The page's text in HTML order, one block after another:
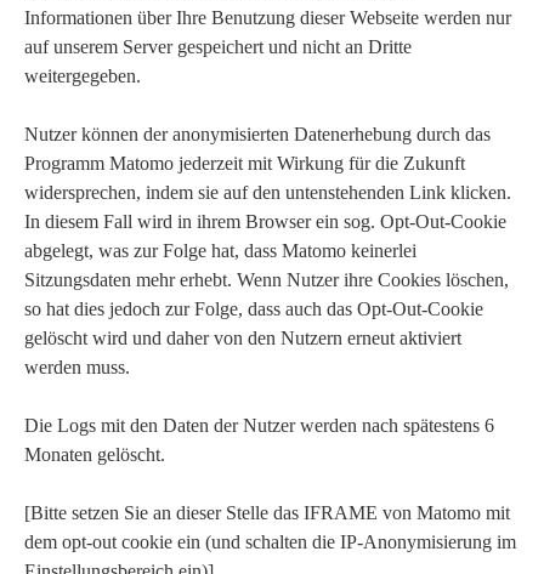
Informationen über Ihre Benutzung dieser Webseite werden nur
auf unserem Server gespeichert und nicht an Dritte
weitergegeben.
Nutzer können der anonymisierten Datenerhebung durch das
Programm Matomo jederzeit mit Wirkung für die Zukunft
widersprechen, indem sie auf den untenstehenden Link klicken.
In diesem Fall wird in ihrem Browser ein sog. Opt-Out-Cookie
abgelegt, was zur Folge hat, dass Matomo keinerlei
Sitzungsdaten mehr erhebt. Wenn Nutzer ihre Cookies löschen,
so hat dies jedoch zur Folge, dass auch das Opt-Out-Cookie
gelöscht wird und daher von den Nutzern erneut aktiviert
werden muss.
Die Logs mit den Daten der Nutzer werden nach spätestens 6
Monaten gelöscht.
[Bitte setzen Sie an dieser Stelle das IFRAME von Matomo mit
dem opt-out cookie ein (und schalten die IP-Anonymisierung im